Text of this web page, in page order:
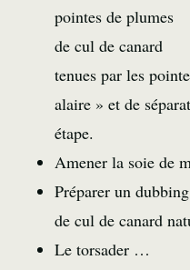
pointes de plumes
de cul de canard
tenues par les
alaire » et de
étape.
Amener la soie de
Préparer un
de cul de canard
Le torsader …